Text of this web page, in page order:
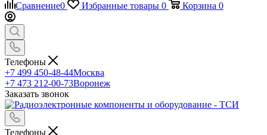
(PLL),
Встраиваемые
контроллеры
и системы
(Embedded
Controllers
Systems)
техника —
ПЛИСы с
Встроенная
Сравнение0 Избранные товары 0 Корзина 0
Телефоны
+7 499 450-48-44Москва
+7 473 212-00-73Воронеж
Заказать звонок
Телефоны